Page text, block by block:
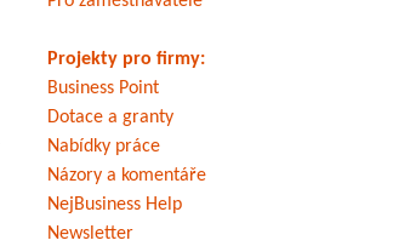
Projekty pro firmy:
Business Point
Dotace a granty
Nabídky práce
Názory a komentáře
NejBusiness Help
Newsletter